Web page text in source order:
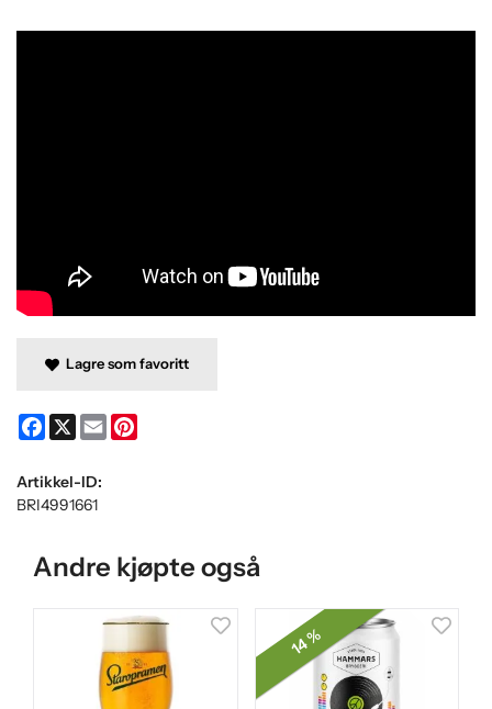
Lagre som favoritt
Facebook
X Email
Artikkel-ID:
BRI4991661
Andre kjøpte også
14 %